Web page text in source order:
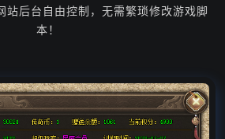
站后台自由控制，无需繁琐修改游戏脚
本！